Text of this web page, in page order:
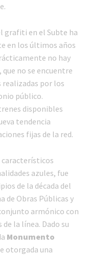
grafiti en el Subte ha
en los últimos años
no hay
no se encuentre
por los
público.
disponibles
tendencia
fijas de la red.
característicos
azules, fue
de la década del
de Obras Públicas y
armónico con
la línea. Dado su
Monumento
otorgada una